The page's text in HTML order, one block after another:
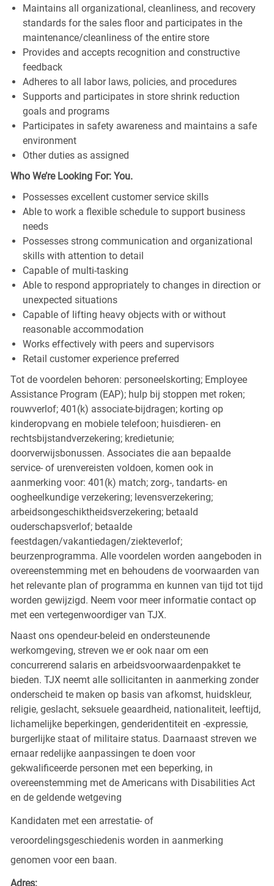
Maintains all organizational, cleanliness, and recovery
standards for the sales floor and participates in the
maintenance/cleanliness of the entire store
Provides and accepts recognition and constructive
feedback
Adheres to all labor laws, policies, and procedures
Supports and participates in store shrink reduction
goals and programs
Participates in safety awareness and maintains a safe
environment
Other duties as assigned
Who We’re Looking For: You.
Possesses excellent customer service skills
Able to work a flexible schedule to support business
needs
Possesses strong communication and organizational
skills with attention to detail
Capable of multi-tasking
Able to respond appropriately to changes in direction or
unexpected situations
Capable of lifting heavy objects with or without
reasonable accommodation
Works effectively with peers and supervisors
Retail customer experience preferred
Tot de voordelen behoren: personeelskorting; Employee
Assistance Program (EAP); hulp bij stoppen met roken;
rouwverlof; 401(k) associate-bijdragen; korting op
kinderopvang en mobiele telefoon; huisdieren- en
rechtsbijstandverzekering; kredietunie;
doorverwijsbonussen. Associates die aan bepaalde
service- of urenvereisten voldoen, komen ook in
aanmerking voor: 401(k) match; zorg-, tandarts- en
oogheelkundige verzekering; levensverzekering;
arbeidsongeschiktheidsverzekering; betaald
ouderschapsverlof; betaalde
feestdagen/vakantiedagen/ziekteverlof;
beurzenprogramma. Alle voordelen worden aangeboden in
overeenstemming met en behoudens de voorwaarden van
het relevante plan of programma en kunnen van tijd tot tijd
worden gewijzigd. Neem voor meer informatie contact op
met een vertegenwoordiger van TJX.
Naast ons opendeur-beleid en ondersteunende
werkomgeving, streven we er ook naar om een
concurrerend salaris en arbeidsvoorwaardenpakket te
bieden. TJX neemt alle sollicitanten in aanmerking zonder
onderscheid te maken op basis van afkomst, huidskleur,
religie, geslacht, seksuele geaardheid, nationaliteit, leeftijd,
lichamelijke beperkingen, genderidentiteit en -expressie,
burgerlijke staat of militaire status. Daarnaast streven we
ernaar redelijke aanpassingen te doen voor
gekwalificeerde personen met een beperking, in
overeenstemming met de Americans with Disabilities Act
en de geldende wetgeving
Kandidaten met een arrestatie- of
veroordelingsgeschiedenis worden in aanmerking
genomen voor een baan.
Adres: